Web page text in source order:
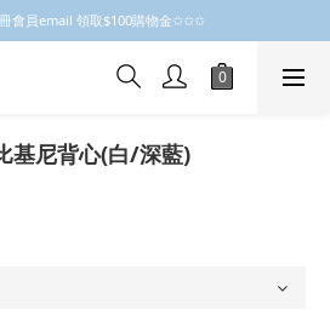
會員email 領取$100購物金✩✩✩
會員email 領取$100購物金✩✩✩
開跑摟，歡迎大家成為小粒子
基尼背心(白/深藍)